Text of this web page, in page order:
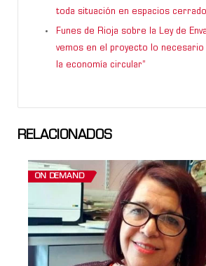
toda situación en espacios
Funes de Rioja sobre la Ley de
vemos en el proyecto lo
la economía circular”
RELACIONADOS
ON DEMAND